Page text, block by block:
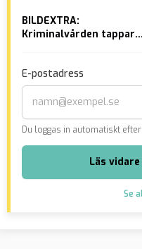
BILDEXTRA:
Kriminalvården tappar
E-postadress
Du loggas in automatiskt
Läs
Se